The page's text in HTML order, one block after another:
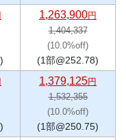
1,263,900円
1,404,337
(10.0%off)
(1部@252.78)
1,379,125円
1,532,355
(10.0%off)
(1部@250.75)